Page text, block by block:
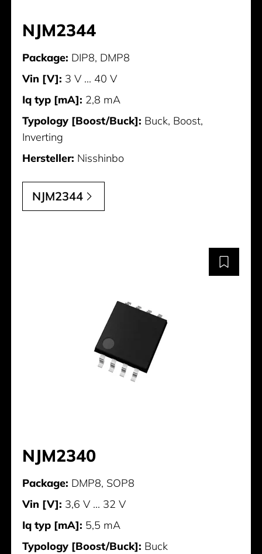
NJM2344
Package: DIP8, DMP8
Vin [V]: 3 V ... 40 V
Iq typ [mA]: 2,8 mA
Typology [Boost/Buck]: Buck, Boost,
Inverting
Hersteller: Nisshinbo
NJM2344
NJM2340
Package: DMP8, SOP8
Vin [V]: 3,6 V ... 32 V
Iq typ [mA]: 5,5 mA
Typology [Boost/Buck]: Buck